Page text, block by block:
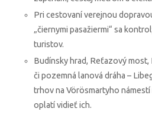
Pri cestovaní verejnou
„čiernymi pasažiermi“ sa
turistov.
Budínsky hrad, Reťazový most,
či pozemná lanová dráha –
trhov na Vörösmartyho námestí
oplatí vidieť ich.